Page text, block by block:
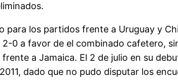
los partidos frente a Uruguay y
0 a favor de el combinado cafetero,
a Jamaica. El 2 de julio en su
dado que no pudo disputar los